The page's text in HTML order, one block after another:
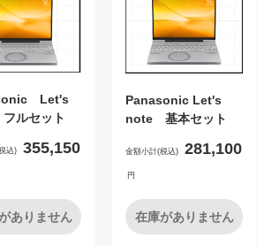
Let's
ルセット
込) 355,150
ありません
Panasonic Let's
note 基本セット
金額小計(税込) 281,100
円
在庫がありません